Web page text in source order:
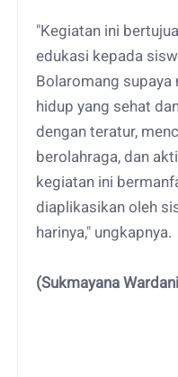
"Kegiatan ini
edukasi kepada
Bolaromang
hidup yang sehat
dengan teratur,
berolahraga, dan
kegiatan ini
diaplikasikan oleh
harinya," ungkapnya.
(Sukmayana